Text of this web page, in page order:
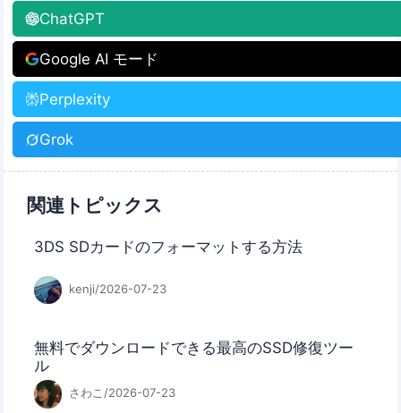
ChatGPT
Google AI モード
Perplexity
Grok
関連トピックス
3DS SDカードのフォーマットする方法
kenji/2026-07-23
無料でダウンロードできる最高のSSD修復ツー
ル
さわこ/2026-07-23